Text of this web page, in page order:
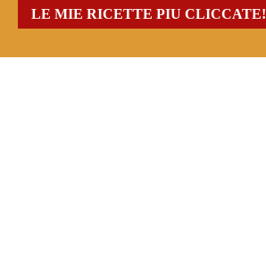
LE MIE RICETTE PIU CLICCATE!